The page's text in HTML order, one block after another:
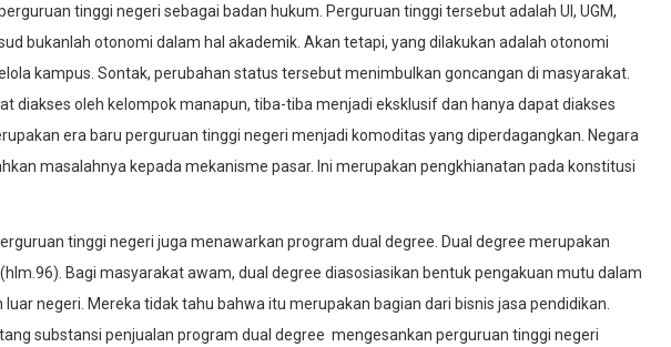
tinggi negeri sebagai badan hukum. Perguruan tinggi tersebut adalah UI, UGM,
bukanlah otonomi dalam hal akademik. Akan tetapi, yang dilakukan adalah otonomi
kampus. Sontak, perubahan status tersebut menimbulkan goncangan di masyarakat.
diakses oleh kelompok manapun, tiba-tiba menjadi eksklusif dan hanya dapat diakses
era baru perguruan tinggi negeri menjadi komoditas yang diperdagangkan. Negara
masalahnya kepada mekanisme pasar. Ini merupakan pengkhianatan pada konstitusi
tinggi negeri juga menawarkan program dual degree. Dual degree merupakan
Bagi masyarakat awam, dual degree diasosiasikan bentuk pengakuan mutu dalam
negeri. Mereka tidak tahu bahwa itu merupakan bagian dari bisnis jasa pendidikan.
substansi penjualan program dual degree mengesankan perguruan tinggi negeri